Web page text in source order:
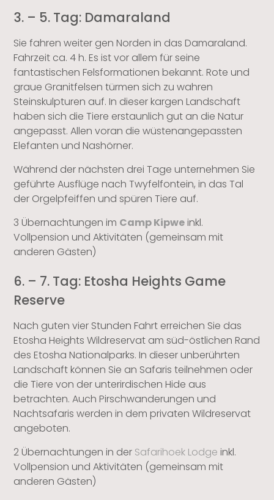
3. – 5. Tag: Damaraland
Sie fahren weiter gen Norden in das Damaraland.
Fahrzeit ca. 4 h. Es ist vor allem für seine
fantastischen Felsformationen bekannt. Rote und
graue Granitfelsen türmen sich zu wahren
Steinskulpturen auf. In dieser kargen Landschaft
haben sich die Tiere erstaunlich gut an die Natur
angepasst. Allen voran die wüstenangepassten
Elefanten und Nashörner.
Während der nächsten drei Tage unternehmen Sie
geführte Ausflüge nach Twyfelfontein, in das Tal
der Orgelpfeiffen und spüren Tiere auf.
3 Übernachtungen im Camp Kipwe inkl.
Vollpension und Aktivitäten (gemeinsam mit
anderen Gästen)
6. – 7. Tag: Etosha Heights Game
Reserve
Nach guten vier Stunden Fahrt erreichen Sie das
Etosha Heights Wildreservat am süd-östlichen Rand
des Etosha Nationalparks. In dieser unberührten
Landschaft können Sie an Safaris teilnehmen oder
die Tiere von der unterirdischen Hide aus
betrachten. Auch Pirschwanderungen und
Nachtsafaris werden in dem privaten Wildreservat
angeboten.
2 Übernachtungen in der Safarihoek Lodge inkl.
Vollpension und Aktivitäten (gemeinsam mit
anderen Gästen)